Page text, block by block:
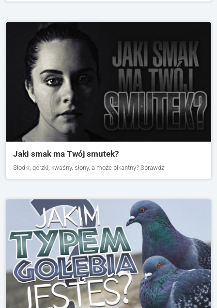
Jaki smak ma Twój smutek?
Słodki, gorzki, kwaśny, słony, a może pikantny? Sprawdź!